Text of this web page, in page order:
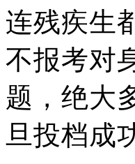
连残疾生
不报考对
题，绝大
旦投档成